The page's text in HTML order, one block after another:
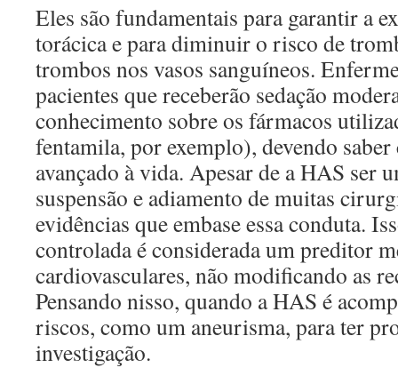
Eles são fundamentais para garantir a
torácica e para diminuir o risco de
trombos nos vasos sanguíneos.
pacientes que receberão sedação
conhecimento sobre os fármacos
fentamila, por exemplo), devendo
avançado à vida. Apesar de a HAS ser
suspensão e adiamento de muitas
evidências que embase essa conduta.
controlada é considerada um preditor
cardiovasculares, não modificando as
Pensando nisso, quando a HAS é
riscos, como um aneurisma, para ter
investigação.